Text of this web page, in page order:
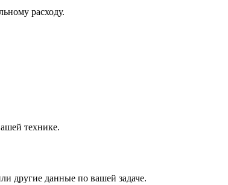
расходу.
технике.
другие данные по вашей задаче.